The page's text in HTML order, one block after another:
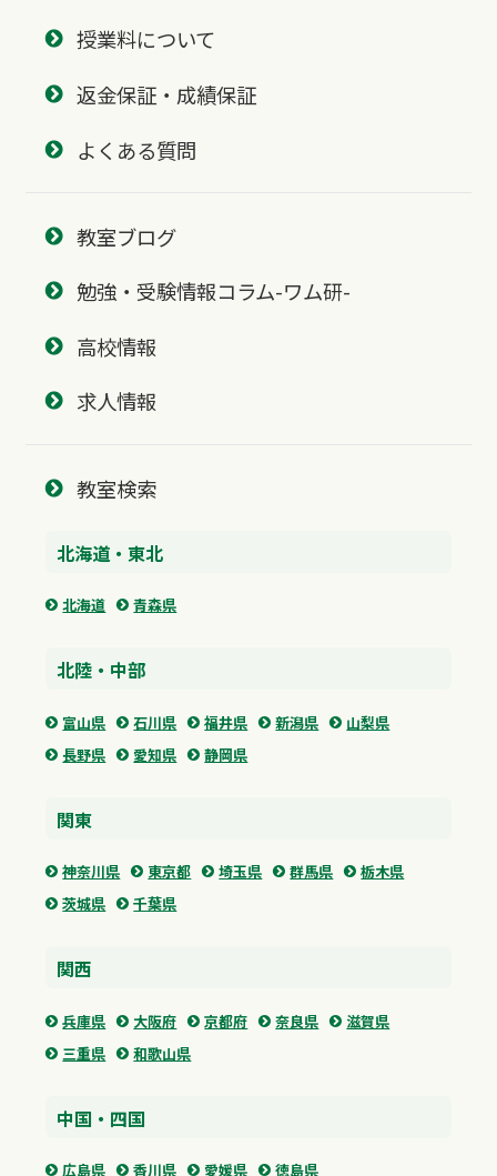
授業料について
返金保証・成績保証
よくある質問
教室ブログ
勉強・受験情報コラム-ワム研-
高校情報
求人情報
教室検索
北海道・東北
北海道 青森県
北陸・中部
富山県 石川県 福井県 新潟県
山梨県
長野県
愛知県 静岡県
関東
神奈川県 東京都 埼玉県 群馬県
栃木県
茨城県
千葉県
関西
兵庫県 大阪府 京都府 奈良県
滋賀県
三重県
和歌山県
中国・四国
広島県 香川県 愛媛県 徳島県